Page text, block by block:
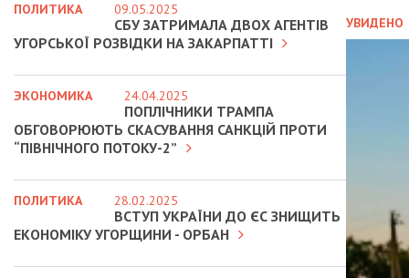
УВИДЕНО
ПОЛИТИКА 09.05.2025
СБУ ЗАТРИМАЛА ДВОХ АГЕНТІВ
УГОРСЬКОЇ РОЗВІДКИ НА ЗАКАРПАТТІ
ЭКОНОМИКА 24.04.2025
ПОПЛІЧНИКИ ТРАМПА
ОБГОВОРЮЮТЬ СКАСУВАННЯ САНКЦІЙ ПРОТИ
“ПІВНІЧНОГО ПОТОКУ-2”
ПОЛИТИКА 28.02.2025
ВСТУП УКРАЇНИ ДО ЄС ЗНИЩИТЬ
ЕКОНОМІКУ УГОРЩИНИ - ОРБАН